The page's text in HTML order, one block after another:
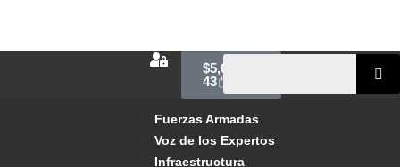
$5,600.00
43
Fuerzas Armadas
Voz de los Expertos
Infraestructura